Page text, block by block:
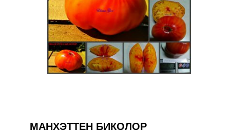
МАНХЭТТЕН БИКОЛОР